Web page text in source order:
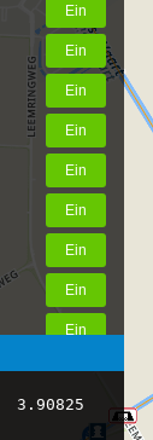
3.90825